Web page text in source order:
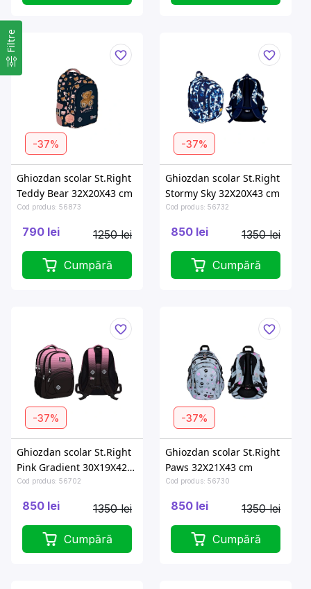
Filtre
-37%
Ghiozdan scolar St.Right
Teddy Bear 32X20X43 cm
Cod produs: 56873
790 lei 1250 lei
Cumpără
-37%
Ghiozdan scolar St.Right
Stormy Sky 32X20X43 cm
Cod produs: 56732
850 lei 1350 lei
Cumpără
-37%
Ghiozdan scolar St.Right
Pink Gradient 30X19X42
cm
Cod produs: 56702
850 lei 1350 lei
Cumpără
-37%
Ghiozdan scolar St.Right
Paws 32X21X43 cm
Cod produs: 56730
850 lei 1350 lei
Cumpără